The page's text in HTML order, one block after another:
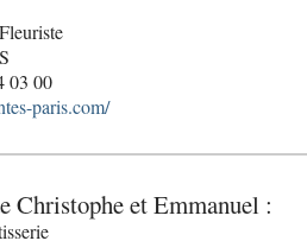
03 00
paris.com/
Christophe et Emmanuel :